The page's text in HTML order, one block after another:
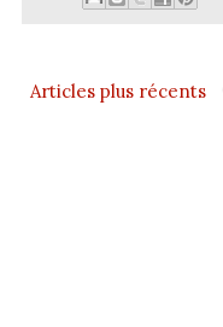
Articles plus récents